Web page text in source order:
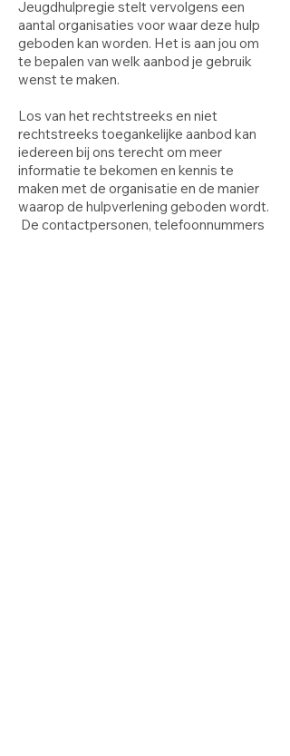
Jeugdhulpregie stelt vervolgens een
aantal organisaties voor waar deze hulp
geboden kan worden. Het is aan jou om
te bepalen van welk aanbod je gebruik
wenst te maken.
Los van het rechtstreeks en niet
rechtstreeks toegankelijke aanbod kan
iedereen bij ons terecht om meer
informatie te bekomen en kennis te
maken met de organisatie en de manier
waarop de hulpverlening geboden wordt.
De contactpersonen, telefoonnummers